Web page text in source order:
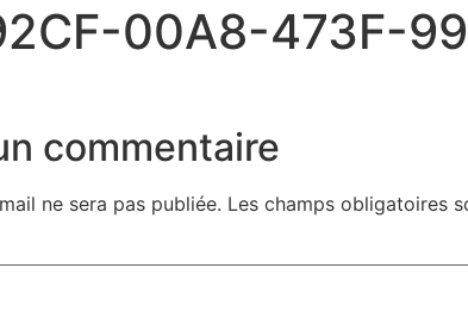
00A8-473F-
commentaire
ne sera pas publiée. Les champs obligatoires